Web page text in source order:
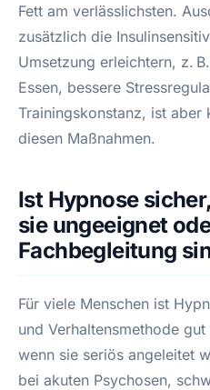
Fett am verlässlichsten.
zusätzlich die
Umsetzung erleichtern, z.
Essen, bessere
Trainingskonstanz, ist aber
diesen Maßnahmen.
Ist Hypnose
sie ungeeignet
Fachbegleitung
Für viele Menschen ist
und Verhaltensmethode
wenn sie seriös angeleitet
bei akuten Psychosen,